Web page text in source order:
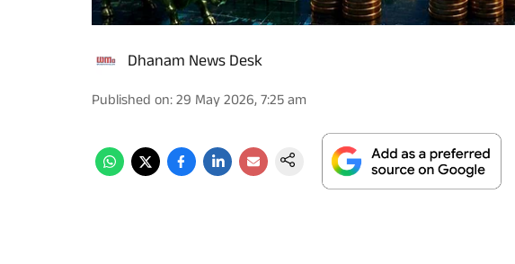
Dhanam News Desk
Published on:29 May 2026, 7:25 am